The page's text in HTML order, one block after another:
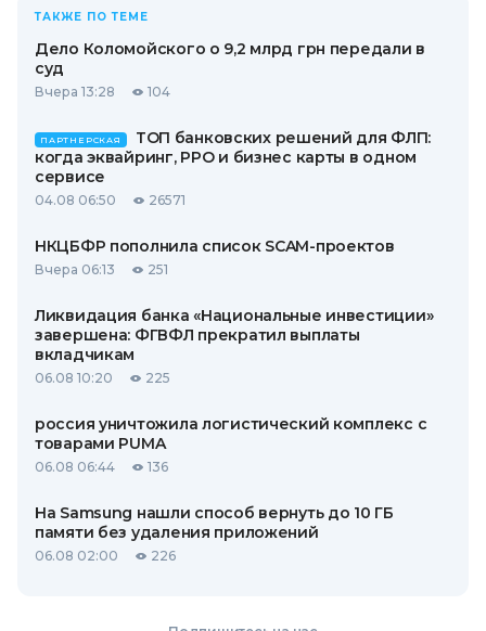
ТАКЖЕ ПО ТЕМЕ
Дело Коломойского о 9,2 млрд грн передали в
суд
Вчера 13:28 104
ПАРТНЕРСКАЯ
ТОП банковских решений для ФЛП:
когда эквайринг, РРО и бизнес карты в одном
сервисе
04.08 06:50 26571
НКЦБФР пополнила список SCAM-проектов
Вчера 06:13 251
Ликвидация банка «Национальные инвестиции»
завершена: ФГВФЛ прекратил выплаты
вкладчикам
06.08 10:20 225
россия уничтожила логистический комплекс с
товарами PUMA
06.08 06:44 136
На Samsung нашли способ вернуть до 10 ГБ
памяти без удаления приложений
06.08 02:00 226